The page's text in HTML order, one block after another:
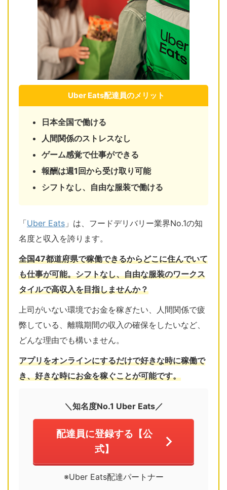
Uber Eats配達員のメリット
日本全国で働ける
人間関係のストレスなし
ゲーム感覚で仕事ができる
報酬は週1回から受け取り可能
シフトなし、自由な服装で働ける
「Uber Eats 」は、フードデリバリー業界No.1の知
名度と収入を誇ります。
全国47都道府県で稼働できるからどこに住んでいて
も仕事が可能。シフトなし、自由な服装のワークス
タイルで高収入を目指しませんか？
上司がいない環境でお金を稼ぎたい、人間関係で疲
弊している、離職期間の収入の確保をしたいなど、
どんな理由でも構いません。
アプリをオンラインにするだけで好きな時に稼働で
き、好きな時にお金を稼ぐことが可能です。
＼知名度No.1 Uber Eats／
配達員に登録する【公
式】
※Uber Eats配達パートナー